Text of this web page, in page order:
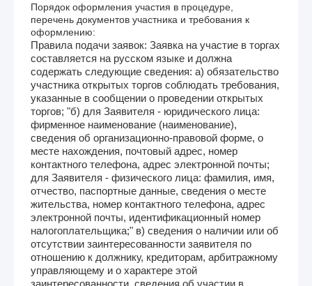
Порядок оформления участия в процедуре,
перечень документов участника и требования к
оформлению:
Правила подачи заявок: Заявка на участие в торгах
составляется на русском языке и должна
содержать следующие сведения: а) обязательство
участника открытых торгов соблюдать требования,
указанные в сообщении о проведении открытых
торгов; "б) для Заявителя - юридического лица:
фирменное наименование (наименование),
сведения об организационно-правовой форме, о
месте нахождения, почтовый адрес, номер
контактного телефона, адрес электронной почты;
для Заявителя - физического лица: фамилия, имя,
отчество, паспортные данные, сведения о месте
жительства, номер контактного телефона, адрес
электронной почты, идентификационный номер
налогоплательщика;" в) сведения о наличии или об
отсутствии заинтересованности заявителя по
отношению к должнику, кредиторам, арбитражному
управляющему и о характере этой
заинтересованности, сведения об участии в